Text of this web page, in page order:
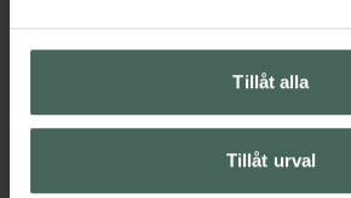
Tillåt alla
Tillåt urval
Naglar